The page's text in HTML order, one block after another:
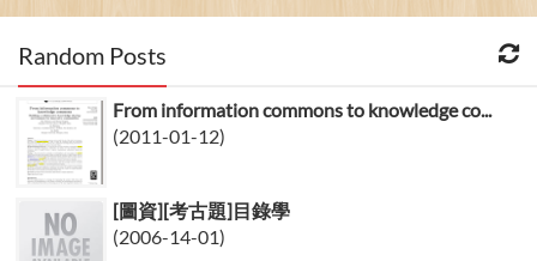
Random Posts
From information commons to knowledge co...
(2011-01-12)
[圖資][考古題]目錄學
(2006-14-01)